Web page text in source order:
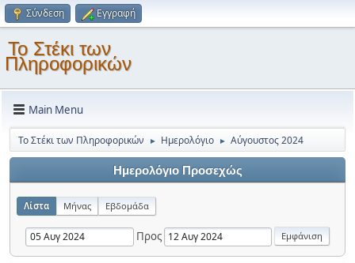
Σύνδεση Εγγραφή
Το Στέκι των
Πληροφορικών
Main Menu
Το Στέκι των Πληροφορικών ► Ημερολόγιο ► Αύγουστος 2024
Ημερολόγιο Προσεχώς
Λίστα Μήνας Εβδομάδα
Προς